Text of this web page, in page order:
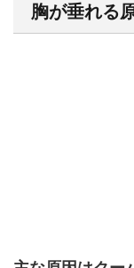
胸が垂れる